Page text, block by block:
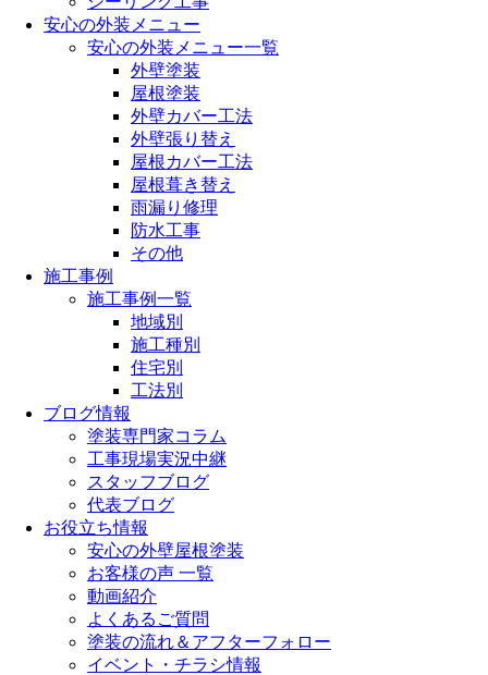
安心の外装メニュー
安心の外装メニュー一覧
外壁塗装
屋根塗装
外壁カバー工法
外壁張り替え
屋根カバー工法
屋根葺き替え
雨漏り修理
防水工事
その他
施工事例
施工事例一覧
地域別
施工種別
住宅別
工法別
ブログ情報
塗装専門家コラム
工事現場実況中継
スタッフブログ
代表ブログ
お役立ち情報
安心の外壁屋根塗装
お客様の声 一覧
動画紹介
よくあるご質問
塗装の流れ＆アフターフォロー
イベント・チラシ情報